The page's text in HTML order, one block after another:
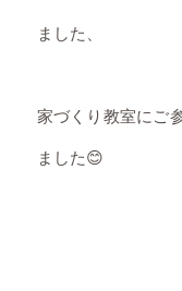
ました、
家づくり教室にご
ました😊